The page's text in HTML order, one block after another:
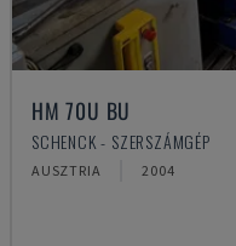
HM 70U BU
SCHENCK - SZERSZÁMGÉP
AUSZTRIA 2004